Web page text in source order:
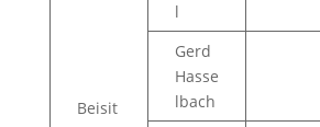
Beisit
l
Gerd
Hasse
lbach